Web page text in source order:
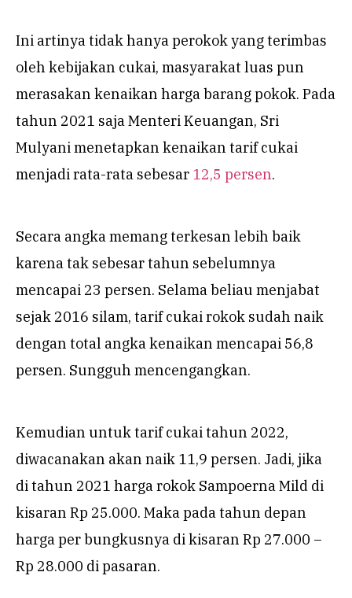
Ini artinya tidak hanya perokok yang terimbas
oleh kebijakan cukai, masyarakat luas pun
merasakan kenaikan harga barang pokok. Pada
tahun 2021 saja Menteri Keuangan, Sri
Mulyani menetapkan kenaikan tarif cukai
menjadi rata-rata sebesar 12,5 persen.
Secara angka memang terkesan lebih baik
karena tak sebesar tahun sebelumnya
mencapai 23 persen. Selama beliau menjabat
sejak 2016 silam, tarif cukai rokok sudah naik
dengan total angka kenaikan mencapai 56,8
persen. Sungguh mencengangkan.
Kemudian untuk tarif cukai tahun 2022,
diwacanakan akan naik 11,9 persen. Jadi, jika
di tahun 2021 harga rokok Sampoerna Mild di
kisaran Rp 25.000. Maka pada tahun depan
harga per bungkusnya di kisaran Rp 27.000 –
Rp 28.000 di pasaran.